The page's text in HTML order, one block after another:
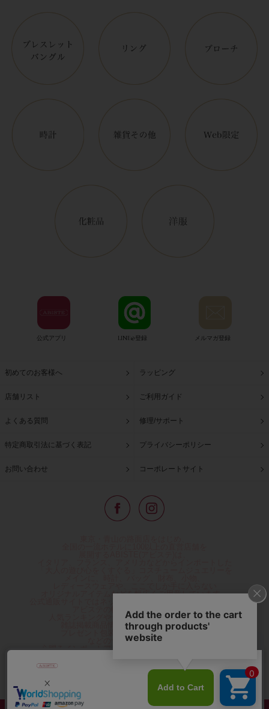
公式アプリ LINE@登録 メルマガ登録
初めてのお客様へ ラッピング
店舗リスト ご利用ガイド
よくある質問 修理/サポート
特定商取引法に基づく表記 プライバシーポリシー
お問い合わせ コーポレートサイト
オリジナルアイテムなどを幅広くご用意しています。
アビステの幅広い商品を取り揃え、
人気ランキングやテレビなどメディア着用商品、
雑誌掲載商品情報を紹介するコンテンツ、
プレゼント包装無料や独自のポイント還元
などのサービスをご提供。
心躍るインポートアクセサリーや時計、小物などで、
夢やときめきを与えられるよう願っています。
◆ギフトラッピング無料/11,000円以上のご注文で送料無料◆